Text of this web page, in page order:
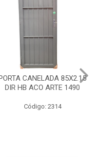
PORTA LAMINADA 60X215
DIR POP/MIX HB
Código: 2340